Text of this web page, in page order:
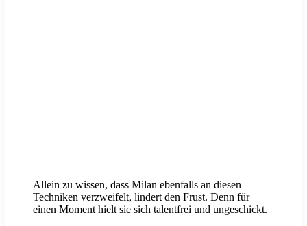
Allein zu wissen, dass Milan ebenfalls an diesen
Techniken verzweifelt, lindert den Frust. Denn für
einen Moment hielt sie sich talentfrei und ungeschickt.